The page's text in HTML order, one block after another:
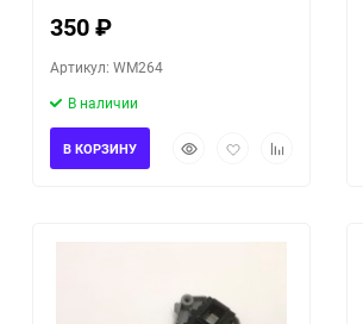
350₽
Артикул: WM264
В наличии
БыстрыйДобавитьДобавить
В КОРЗИНУ